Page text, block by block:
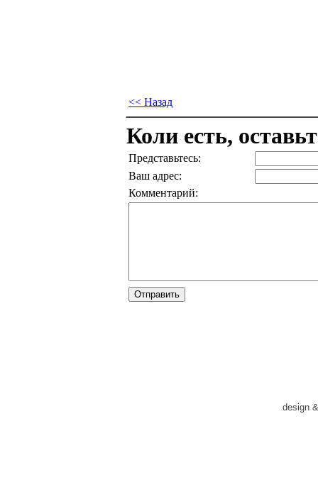
<< Назад
Коли есть,
Представьтесь:
Ваш адрес:
Комментарий:
design